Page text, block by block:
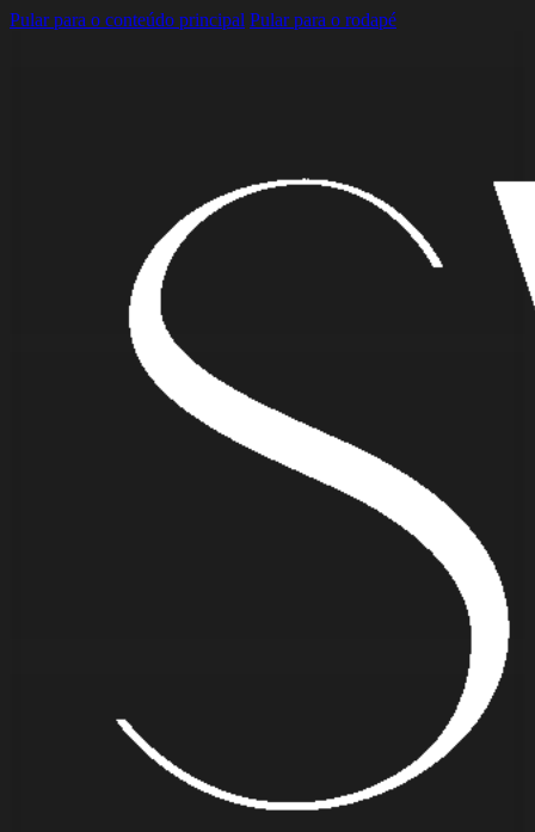
Pular para o conteúdo principal Pular para o rodapé